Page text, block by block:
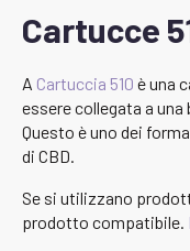
Cartucce
A Cartuccia 510 è una
essere collegata a
Questo è uno dei
di CBD.
Se si utilizzano
prodotto compatibile.